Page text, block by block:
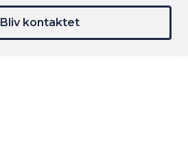
Bliv kontaktet